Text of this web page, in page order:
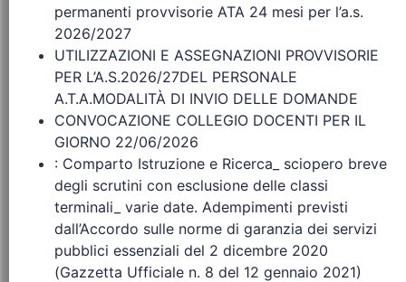
permanenti provvisorie ATA 24 mesi per l’a.s.
2026/2027
UTILIZZAZIONI E ASSEGNAZIONI PROVVISORIE
PER L’A.S.2026/27DEL PERSONALE
A.T.A.MODALITÀ DI INVIO DELLE DOMANDE
CONVOCAZIONE COLLEGIO DOCENTI PER IL
GIORNO 22/06/2026
: Comparto Istruzione e Ricerca_ sciopero breve
degli scrutini con esclusione delle classi
terminali_ varie date. Adempimenti previsti
dall’Accordo sulle norme di garanzia dei servizi
pubblici essenziali del 2 dicembre 2020
(Gazzetta Ufficiale n. 8 del 12 gennaio 2021)